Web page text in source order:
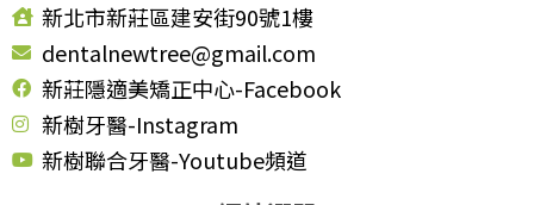
新北市新莊區建安街90號1樓
dentalnewtree@gmail.com
新莊隱適美矯正中心-Facebook
新樹牙醫-Instagram
新樹聯合牙醫-Youtube頻道